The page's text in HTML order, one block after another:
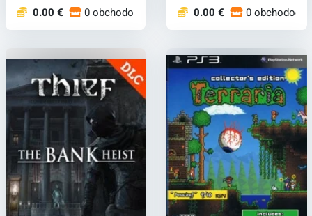
0.00 € 0 obchodoch 0.00 € 0 obchodoch